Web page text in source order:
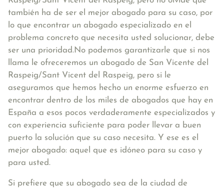
también ha de ser el mejor abogado para su caso, por
lo que encontrar un abogado especializado en el
problema concreto que necesita usted solucionar, debe
ser una prioridad.No podemos garantizarle que si nos
llama le ofreceremos un abogado de San Vicente del
Raspeig/Sant Vicent del Raspeig, pero si le
aseguramos que hemos hecho un enorme esfuerzo en
encontrar dentro de los miles de abogados que hay en
España a esos pocos verdaderamente especializados y
con experiencia suficiente para poder llevar a buen
puerto la solución que su caso necesita. Y ese es el
mejor abogado: aquel que es idóneo para su caso y
para usted.
Si prefiere que su abogado sea de la ciudad de